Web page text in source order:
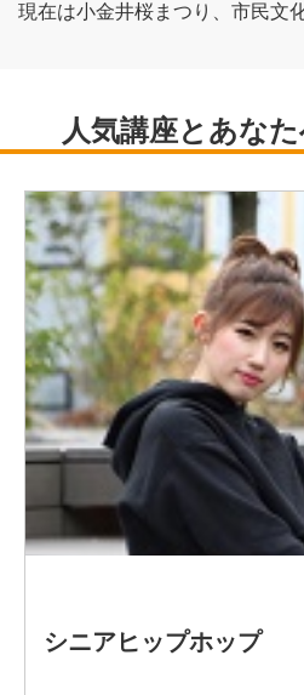
現在は小金井桜まつり、市民文